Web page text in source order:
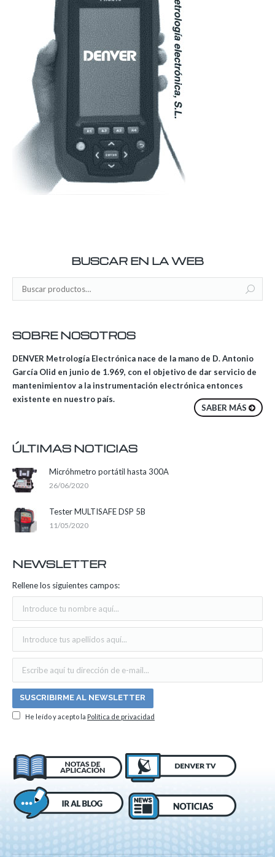
BUSCAR EN LA WEB
SOBRE NOSOTROS
DENVER Metrología Electrónica nace de la mano de D. Antonio
García Olid en junio de 1.969, con el objetivo de dar servicio de
mantenimientov a la instrumentación electrónica entonces
existente en nuestro país.
SABER MÁS
ÚLTIMAS NOTICIAS
Micróhmetro portátil hasta 300A
26/06/2020
Tester MULTISAFE DSP 5B
11/05/2020
NEWSLETTER
Rellene los siguientes campos:
He leído y acepto la Política de privacidad